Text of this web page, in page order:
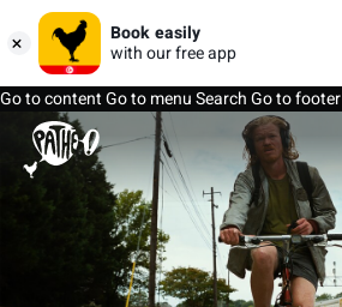
Book easily
with our free app
Go to contentGo to menuSearchGo to footer